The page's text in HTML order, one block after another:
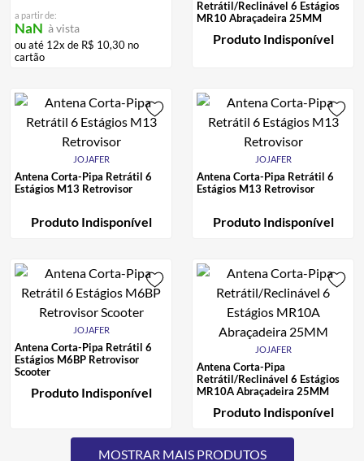
a partir de:
NaN à vista
ou até 12x de R$ 10,30 no
cartão
Retrátil/Reclinável 6 Estágios
MR10 Abraçadeira 25MM
Produto Indisponível
JOJAFER
Antena Corta-Pipa Retrátil 6
Estágios M13 Retrovisor
Produto Indisponível
JOJAFER
Antena Corta-Pipa Retrátil 6
Estágios M13 Retrovisor
Produto Indisponível
JOJAFER
Antena Corta-Pipa Retrátil 6
Estágios M6BP Retrovisor
Scooter
Produto Indisponível
JOJAFER
Antena Corta-Pipa
Retrátil/Reclinável 6 Estágios
MR10A Abraçadeira 25MM
Produto Indisponível